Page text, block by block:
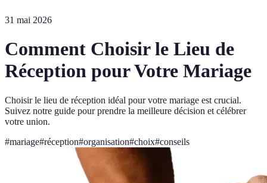
31 mai 2026
Comment Choisir le Lieu de
Réception pour Votre Mariage
Choisir le lieu de réception idéal pour votre mariage est crucial.
Suivez notre guide pour prendre la meilleure décision et célébrer
votre union.
#mariage#réception#organisation#choix#conseils